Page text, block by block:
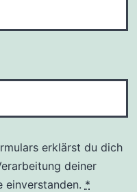
erklärst du dich
deiner
einverstanden. *